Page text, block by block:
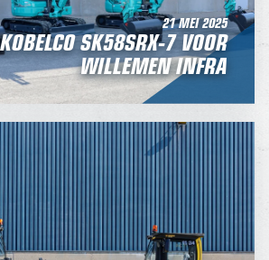
21 MEI 2025
SK58SRX-7 VOOR
WILLEMEN INFRA